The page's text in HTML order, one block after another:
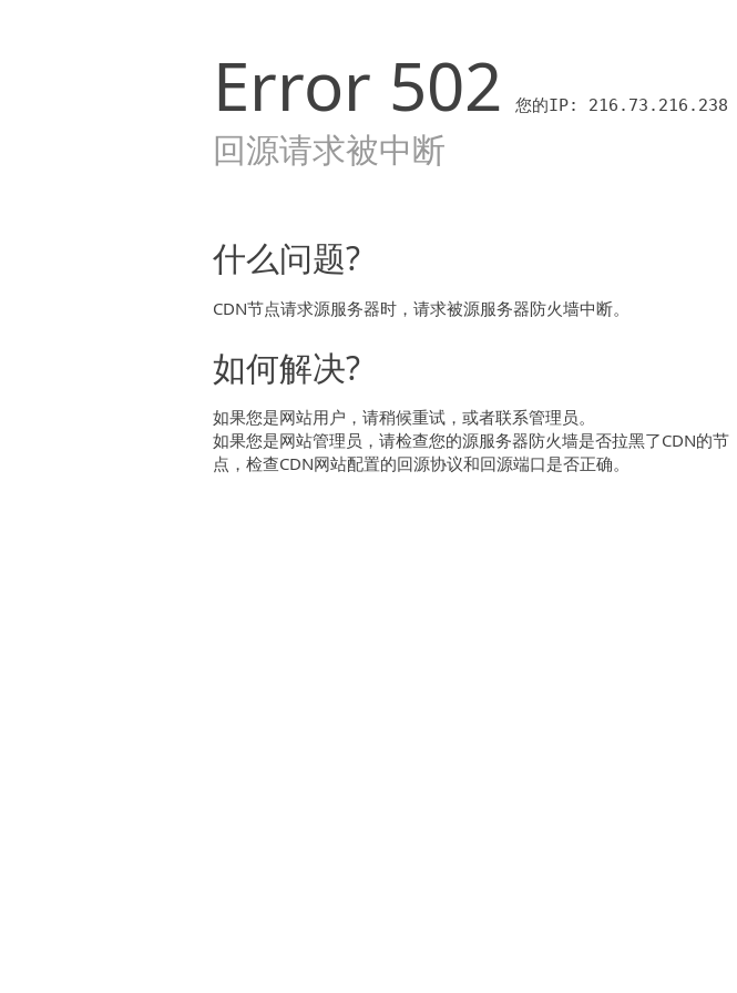
Error 502 您的IP: 216.73.216.238
回源请求被中断
什么问题?
CDN节点请求源服务器时，请求被源服务器防火墙中断。
如何解决?
如果您是网站用户，请稍候重试，或者联系管理员。
如果您是网站管理员，请检查您的源服务器防火墙是否拉黑了CDN的节
点，检查CDN网站配置的回源协议和回源端口是否正确。